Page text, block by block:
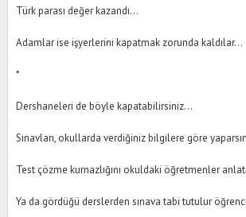
Türk parası değer kazandı…
Adamlar ise işyerlerini kapatmak zorunda kaldılar…
*
Dershaneleri de böyle kapatabilirsiniz…
Sınavları, okullarda verdiğiniz bilgilere göre
Test çözme kurnazlığını okuldaki öğretmenler
Ya da gördüğü derslerden sınava tabi tutulur